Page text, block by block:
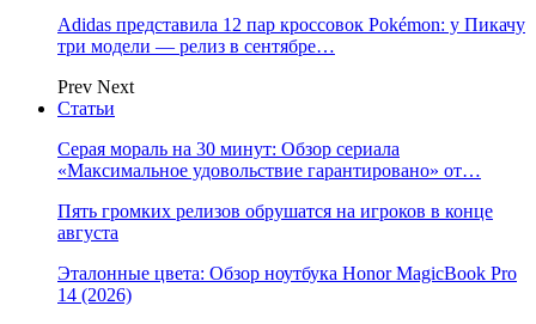
Adidas представила 12 пар кроссовок Pokémon: у Пикачу
три модели — релиз в сентябре…
Prev Next
Статьи
Серая мораль на 30 минут: Обзор сериала
«Максимальное удовольствие гарантировано» от…
Пять громких релизов обрушатся на игроков в конце
августа
Эталонные цвета: Обзор ноутбука Honor MagicBook Pro
14 (2026)